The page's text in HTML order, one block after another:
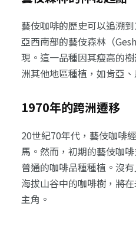
藝伎咖啡的歷史可以追溯
亞西南部的藝伎森林（
現。這一品種因其瘦高的
洲其他地區種植，如肯亞
1970年的跨洲遷移
20世紀70年代，藝伎咖啡
馬。然而，初期的藝伎咖
普通的咖啡品種種植。沒
海拔山谷中的咖啡樹，將
主角。